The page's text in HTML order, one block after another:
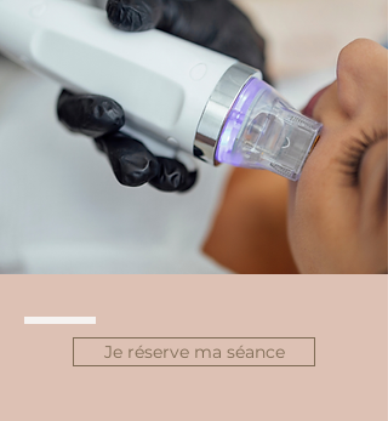
Je réserve ma séance